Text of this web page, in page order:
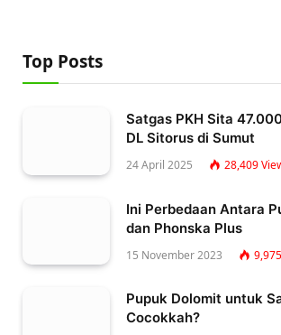
Top Posts
Satgas PKH Sita
DL Sitorus di Sumut
24 April 2025 28,409
Ini Perbedaan Antara
dan Phonska Plus
15 November 2023 9,975
Pupuk Dolomit untuk
Cocokkah?